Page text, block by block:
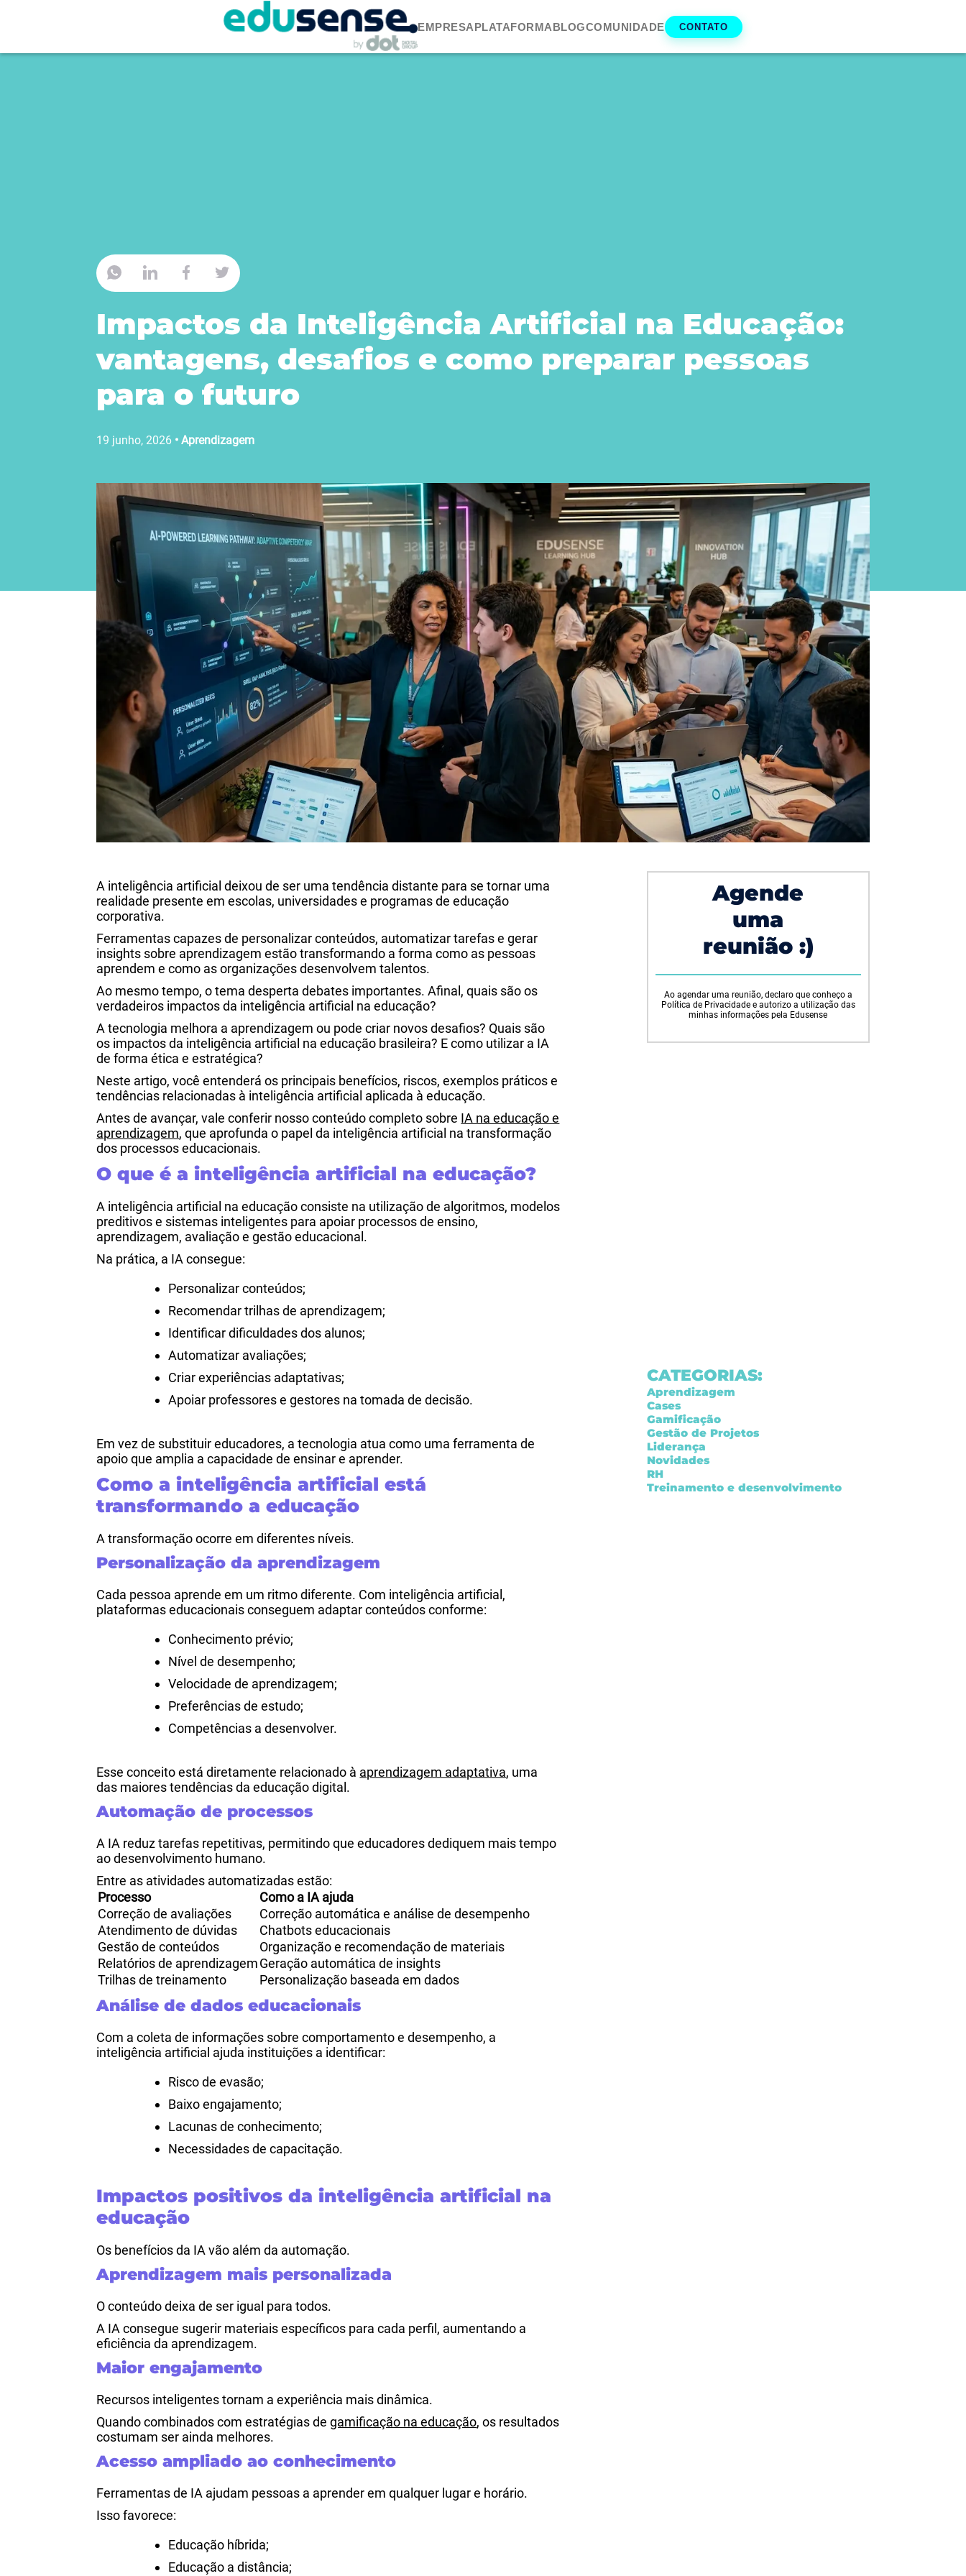
EMPRESAPLATAFORMABLOGCOMUNIDADE CONTATO
Impactos da Inteligência Artificial na Educação:
vantagens, desafios e como preparar pessoas
para o futuro
19 junho, 2026 •Aprendizagem
A inteligência artificial deixou de ser uma tendência distante para se tornar uma
realidade presente em escolas, universidades e programas de educação
corporativa.
Ferramentas capazes de personalizar conteúdos, automatizar tarefas e gerar
insights sobre aprendizagem estão transformando a forma como as pessoas
aprendem e como as organizações desenvolvem talentos.
Ao mesmo tempo, o tema desperta debates importantes. Afinal, quais são os
verdadeiros impactos da inteligência artificial na educação?
A tecnologia melhora a aprendizagem ou pode criar novos desafios? Quais são
os impactos da inteligência artificial na educação brasileira? E como utilizar a IA
de forma ética e estratégica?
Neste artigo, você entenderá os principais benefícios, riscos, exemplos práticos e
tendências relacionadas à inteligência artificial aplicada à educação.
Antes de avançar, vale conferir nosso conteúdo completo sobre IA na educação e
aprendizagem, que aprofunda o papel da inteligência artificial na transformação
dos processos educacionais.
O que é a inteligência artificial na educação?
A inteligência artificial na educação consiste na utilização de algoritmos, modelos
preditivos e sistemas inteligentes para apoiar processos de ensino,
aprendizagem, avaliação e gestão educacional.
Na prática, a IA consegue:
Personalizar conteúdos;
Recomendar trilhas de aprendizagem;
Identificar dificuldades dos alunos;
Automatizar avaliações;
Criar experiências adaptativas;
Apoiar professores e gestores na tomada de decisão.
Em vez de substituir educadores, a tecnologia atua como uma ferramenta de
apoio que amplia a capacidade de ensinar e aprender.
Como a inteligência artificial está
transformando a educação
A transformação ocorre em diferentes níveis.
Personalização da aprendizagem
Cada pessoa aprende em um ritmo diferente. Com inteligência artificial,
plataformas educacionais conseguem adaptar conteúdos conforme:
Conhecimento prévio;
Nível de desempenho;
Velocidade de aprendizagem;
Preferências de estudo;
Competências a desenvolver.
Esse conceito está diretamente relacionado à aprendizagem adaptativa, uma
das maiores tendências da educação digital.
Automação de processos
A IA reduz tarefas repetitivas, permitindo que educadores dediquem mais tempo
ao desenvolvimento humano.
Entre as atividades automatizadas estão:
Processo
Como a IA ajuda
Correção de avaliações
Correção automática e análise de desempenho
Atendimento de dúvidas
Chatbots educacionais
Gestão de conteúdos
Organização e recomendação de materiais
Relatórios de aprendizagemGeração automática de insights
Trilhas de treinamento
Personalização baseada em dados
Análise de dados educacionais
Com a coleta de informações sobre comportamento e desempenho, a
inteligência artificial ajuda instituições a identificar:
Risco de evasão;
Baixo engajamento;
Lacunas de conhecimento;
Necessidades de capacitação.
Impactos positivos da inteligência artificial na
educação
Os benefícios da IA vão além da automação.
Aprendizagem mais personalizada
O conteúdo deixa de ser igual para todos.
A IA consegue sugerir materiais específicos para cada perfil, aumentando a
eficiência da aprendizagem.
Maior engajamento
Recursos inteligentes tornam a experiência mais dinâmica.
Quando combinados com estratégias degamificação na educação, os resultados
costumam ser ainda melhores.
Acesso ampliado ao conhecimento
Ferramentas de IA ajudam pessoas a aprender em qualquer lugar e horário.
Isso favorece:
Educação híbrida;
Educação a distância;
Agende
uma
reunião :)
Ao agendar uma reunião, declaro que conheço a
Política de Privacidade e autorizo a utilização das
minhas informações pela Edusense
CATEGORIAS:
Aprendizagem
Cases
Gamificação
Gestão de Projetos
Liderança
Novidades
RH
Treinamento e desenvolvimento